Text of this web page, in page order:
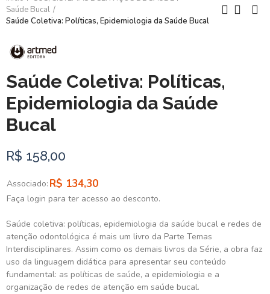
Saúde Bucal
Saúde Coletiva: Políticas, Epidemiologia da Saúde Bucal
Saúde Coletiva: Políticas,
Epidemiologia da Saúde
Bucal
R$ 158,00
Associado: R$ 134,30
Faça login para ter acesso ao desconto.
Saúde coletiva: políticas, epidemiologia da saúde bucal e redes de
atenção odontológica é mais um livro da Parte Temas
Interdisciplinares. Assim como os demais livros da Série, a obra faz
uso da linguagem didática para apresentar seu conteúdo
fundamental: as políticas de saúde, a epidemiologia e a
organização de redes de atenção em saúde bucal.